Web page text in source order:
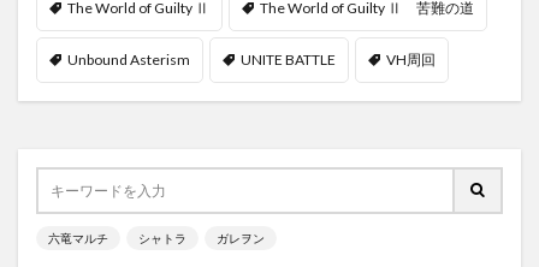
The World of Guilty Ⅱ The World of Guilty Ⅱ 苦難の道
Unbound Asterism UNITE BATTLE VH周回
六竜マルチ シャトラ ガレヲン